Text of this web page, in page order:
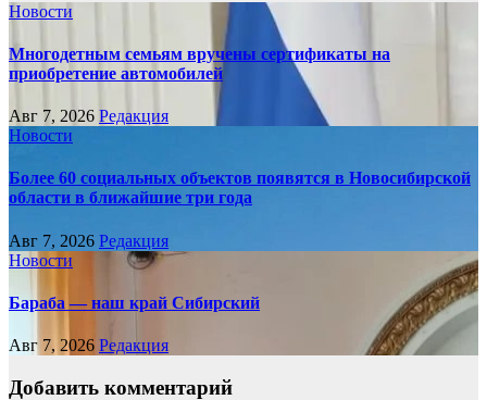
Новости
Многодетным семьям вручены сертификаты на
приобретение автомобилей
Авг 7, 2026 Редакция
Новости
Более 60 социальных объектов появятся в Новосибирской
области в ближайшие три года
Авг 7, 2026 Редакция
Новости
Бараба — наш край Сибирский
Авг 7, 2026 Редакция
Добавить комментарий